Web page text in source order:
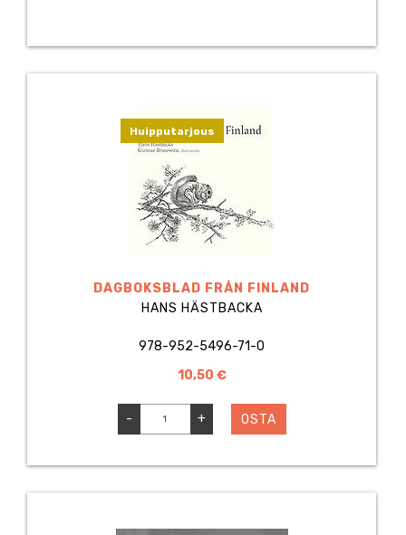
Huipputarjous
DAGBOKSBLAD FRÅN FINLAND
HANS HÄSTBACKA
978-952-5496-71-0
10,50 €
- + OSTA